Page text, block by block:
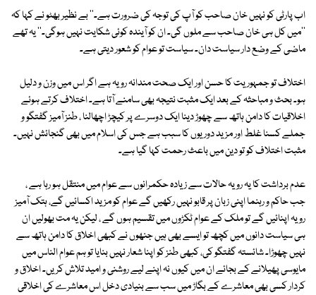
اب پارٹی کو نہیں خان صاحب کو آپ کی توجہ کی ضرورت ہے۔'' بے نظیر بھٹو نے کہا کہ
''میں کل ہی خان صاحب سے ملوں گی۔ ان کو آیندہ کوئی شکایت نہیں ہوگی۔'' یہ تھے
ماضی کے وضع دار سیاست دان۔ سیاست تو عوام کو شعور دیتی ہے۔
اختلاف تو جمہوریت کا حسن اور ایک صحت مندانہ رویہ ہے اگر اس میں وزن و دلیل
ہو۔ بحث و مباحثہ کے بعد ایک مثبت نتیجہ بھی سامنے آتا ہے۔ اختلاف کرتے ہوئے
اخلاقیات کا دامن ہاتھ سے چھوڑ دینا ایک دوسرے پر کیچڑ اچھالنا ، طنز آمیز گفتگو و
جملے کسنا غلط اور مزید دوریوں کا سبب ہے جس کی اسلام میں بھی گنجائش نہیں۔
مثبت اختلاف کو تو دین میں باعث رحمت کہا گیا ہے۔
عدم برداشت کا یہ رویہ حالات سے زیادہ حکمرانوں سے عوام میں منتقل ہو رہا ہے ،
جب حاکم و رہنما اپنی زبان پر قابو نہیں رکھیں گے عوام کو مزید اکسائیں گے، ہتک آمیز
رویہ اپنائیں گے تو ملک کے عوام ٹکڑوں میں تقسیم ہوں گے ، لیکن یہ مت بھولیں ان
ہی سیاست دانوں میں کچھ تو ایسے بھی ہیں جنھوں نے کبھی اخلاق کا دامن ہاتھ سے
نہیں چھوڑا۔ شائستہ گفتگو کی، کبھی طنز کو اپنا شعار نہیں بنایا تو ہم عوام الناس میں
مایوسی پھیلانے کے بجائے ان میں کیوں نہ اپنے لیے روشنی و امید تلاش کریں۔ اخلاق و
کردار کسی بھی معاشرے کے بگاڑ میں سب سے بنیادی دخل اس معاشرے کی اخلاقی